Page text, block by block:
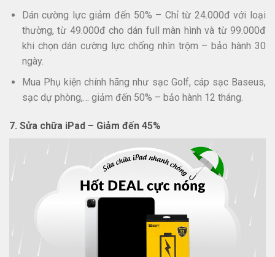
Dán cường lực giảm đến 50% – Chỉ từ 24.000đ với loại
thường, từ 49.000đ cho dán full màn hình và từ 99.000đ
khi chọn dán cường lực chống nhìn trộm – bảo hành 30
ngày.
Mua Phụ kiện chính hãng như sạc Golf, cáp sạc Baseus,
sạc dự phòng,… giảm đến 50% – bảo hành 12 tháng.
7. Sửa chữa iPad – Giảm đến 45%